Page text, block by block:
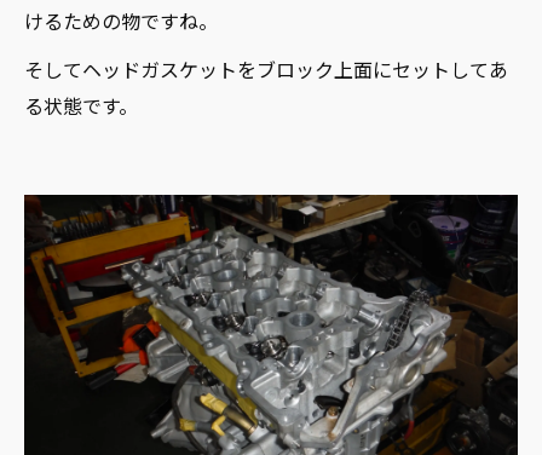
けるための物ですね。
そしてヘッドガスケットをブロック上面にセットしてあ
る状態です。